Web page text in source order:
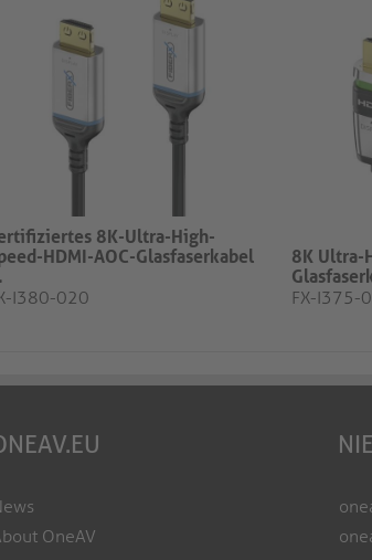
8K-Ultra-High-
HDMI-AOC-Glasfaserkabel
I380-020
8K Ultra-
FX-I375-
OneAV